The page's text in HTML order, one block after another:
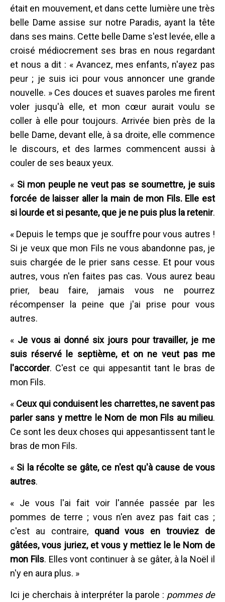
était en mouvement, et dans cette lumière une très
belle Dame assise sur notre Paradis, ayant la tête
dans ses mains. Cette belle Dame s'est levée, elle a
croisé médiocrement ses bras en nous regardant
et nous a dit : « Avancez, mes enfants, n'ayez pas
peur ; je suis ici pour vous annoncer une grande
nouvelle. » Ces douces et suaves paroles me firent
voler jusqu'à elle, et mon cœur aurait voulu se
coller à elle pour toujours. Arrivée bien près de la
belle Dame, devant elle, à sa droite, elle commence
le discours, et des larmes commencent aussi à
couler de ses beaux yeux.
« Si mon peuple ne veut pas se soumettre, je suis
forcée de laisser aller la main de mon Fils. Elle est
si lourde et si pesante, que je ne puis plus la retenir.
« Depuis le temps que je souffre pour vous autres !
Si je veux que mon Fils ne vous abandonne pas, je
suis chargée de le prier sans cesse. Et pour vous
autres, vous n'en faites pas cas. Vous aurez beau
prier, beau faire, jamais vous ne pourrez
récompenser la peine que j'ai prise pour vous
autres.
« Je vous ai donné six jours pour travailler, je me
suis réservé le septième, et on ne veut pas me
l'accorder. C'est ce qui appesantit tant le bras de
mon Fils.
« Ceux qui conduisent les charrettes, ne savent pas
parler sans y mettre le Nom de mon Fils au milieu.
Ce sont les deux choses qui appesantissent tant le
bras de mon Fils.
« Si la récolte se gâte, ce n'est qu'à cause de vous
autres.
« Je vous l'ai fait voir l'année passée par les
pommes de terre ; vous n'en avez pas fait cas ;
c'est au contraire, quand vous en trouviez de
gâtées, vous juriez, et vous y mettiez le le Nom de
mon Fils. Elles vont continuer à se gâter, à la Noël il
n'y en aura plus. »
Ici je cherchais à interpréter la parole : pommes de